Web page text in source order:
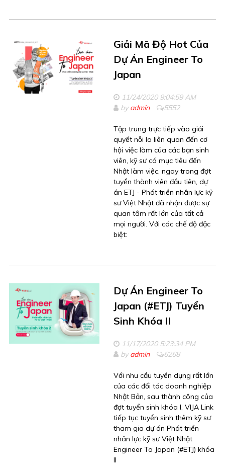
Giải Mã Độ Hot Của
Dự Án Engineer To
Japan
11/24/2020 9:04:59 AM
byadmin 5552
Tập trung trực tiếp vào giải
quyết nỗi lo liên quan đến cơ
hội việc làm của các bạn sinh
viên, kỹ sư có mục tiêu đến
Nhật làm việc, ngay trong đợt
tuyển thành viên đầu tiên, dự
án ETJ - Phát triển nhân lực kỹ
sư Việt Nhật đã nhận được sự
quan tâm rất lớn của tất cả
mọi người. Với các chế độ đặc
biệt:
Dự Án Engineer To
Japan (#ETJ) Tuyển
Sinh Khóa II
11/17/2020 5:23:34 PM
byadmin 6268
Với nhu cầu tuyển dụng rất lớn
của các đối tác doanh nghiệp
Nhật Bản, sau thành công của
đợt tuyển sinh khóa I, VIJA Link
tiếp tục tuyển sinh thêm kỹ sư
tham gia dự án Phát triển
nhân lực kỹ sư Việt Nhật
Engineer To Japan (#ETJ) khóa
II